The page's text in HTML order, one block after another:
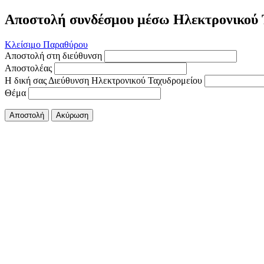
Αποστολή συνδέσμου μέσω Ηλεκτρονικού
Κλείσιμο Παραθύρου
Αποστολή στη διεύθυνση
Αποστολέας
Η δική σας Διεύθυνση Ηλεκτρονικού Ταχυδρομείου
Θέμα
Αποστολή Ακύρωση